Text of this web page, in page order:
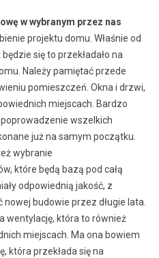
w wybranym przez nas
projektu domu. Właśnie od
się to przekładało na
Należy pamiętać przede
pomieszczeń. Okna i drzwi,
miejscach. Bardzo
wszelkich
już na samym początku.
wybranie
które będą bazą pod całą
odpowiednią jakość, z
budowie przez długie lata.
wentylację, która to również
miejscach. Ma ona bowiem
która przekłada się na